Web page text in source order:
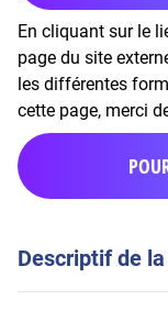
En cliquant sur le
page du site
les différentes
cette page, merci
Descriptif de